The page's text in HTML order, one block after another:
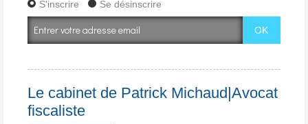
S'inscrire Se désinscrire
Le cabinet de Patrick Michaud|Avocat
fiscaliste